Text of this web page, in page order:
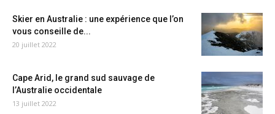
Skier en Australie : une expérience que l’on
vous conseille de...
20 juillet 2022
Cape Arid, le grand sud sauvage de
l’Australie occidentale
13 juillet 2022